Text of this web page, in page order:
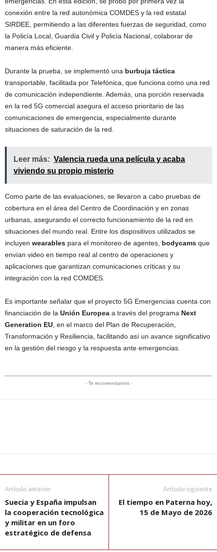
conexión entre la red autonómica COMDES y la red estatal
SIRDEE, permitiendo a las diferentes fuerzas de seguridad, como
la Policía Local, Guardia Civil y Policía Nacional, colaborar de
manera más eficiente.
Durante la prueba, se implementó una burbuja táctica
transportable, facilitada por Telefónica, que funciona como una red
de comunicación independiente. Además, una porción reservada
en la red 5G comercial asegura el acceso prioritario de las
comunicaciones de emergencia, especialmente durante
situaciones de saturación de la red.
Leer más: Valencia rueda una película y acaba
viviendo su propio misterio
Como parte de las evaluaciones, se llevaron a cabo pruebas de
cobertura en el área del Centro de Coordinación y en zonas
urbanas, asegurando el correcto funcionamiento de la red en
situaciones del mundo real. Entre los dispositivos utilizados se
incluyen wearables para el monitoreo de agentes, bodycams que
envían video en tiempo real al centro de operaciones y
aplicaciones que garantizan comunicaciones críticas y su
integración con la red COMDES.
Es importante señalar que el proyecto 5G Emergencias cuenta con
financiación de la Unión Europea a través del programa Next
Generation EU, en el marco del Plan de Recuperación,
Transformación y Resiliencia, facilitando así un avance significativo
en la gestión del riesgo y la respuesta ante emergencias.
- Te recomendamos -
Artículo anterior
Suecia y España impulsan
la cooperación tecnológica
y militar en un foro
estratégico de defensa
Artículo siguiente
El tiempo en Paterna hoy,
15 de Mayo de 2026